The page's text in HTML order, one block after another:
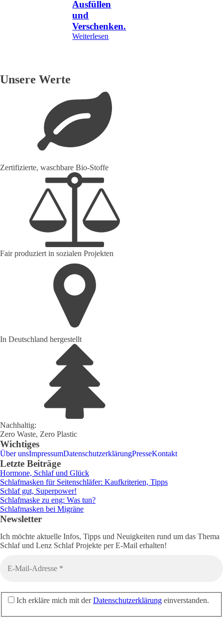
Ausfüllen
und
Verschenken.
Weiterlesen
Unsere Werte
Zertifizierte, waschbare Bio-Stoffe
Fair produziert in sozialen Projekten
In Deutschland hergestellt
Nachhaltig:
Zero Waste, Zero Plastic
Wichtiges
Über unsImpressumDatenschutzerklärungPresseKontakt
Letzte Beiträge
Hormone, Schlaf und Glück
Schlafmasken für Seitenschläfer: Kaufkriterien, Tipps
Schlaf gut, Superpower!
Schlafmaske zu eng: Was tun?
Schlafmasken bei Migräne
Newsletter
Ich möchte aktuelle Infos, Tipps und Neuigkeiten rund um das Thema
Schlaf und Lenz Schlaf Projekte per E-Mail erhalten!
Ich erkläre mich mit derDatenschutzerklärung einverstanden.